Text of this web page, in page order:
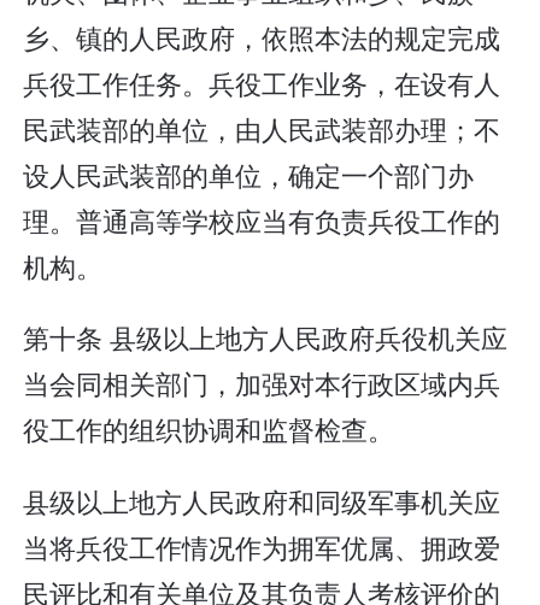
乡、镇的人民政府，依照本法的规定完成
兵役工作任务。兵役工作业务，在设有人
民武装部的单位，由人民武装部办理；不
设人民武装部的单位，确定一个部门办
理。普通高等学校应当有负责兵役工作的
机构。
第十条 县级以上地方人民政府兵役机关应
当会同相关部门，加强对本行政区域内兵
役工作的组织协调和监督检查。
县级以上地方人民政府和同级军事机关应
当将兵役工作情况作为拥军优属、拥政爱
民评比和有关单位及其负责人考核评价的